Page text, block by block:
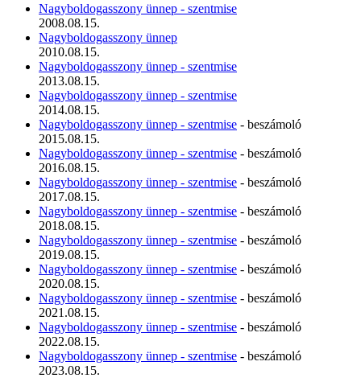
Nagyboldogasszony ünnep - szentmise
2008.08.15.
Nagyboldogasszony ünnep
2010.08.15.
Nagyboldogasszony ünnep - szentmise
2013.08.15.
Nagyboldogasszony ünnep - szentmise
2014.08.15.
Nagyboldogasszony ünnep - szentmise - beszámoló
2015.08.15.
Nagyboldogasszony ünnep - szentmise - beszámoló
2016.08.15.
Nagyboldogasszony ünnep - szentmise - beszámoló
2017.08.15.
Nagyboldogasszony ünnep - szentmise - beszámoló
2018.08.15.
Nagyboldogasszony ünnep - szentmise - beszámoló
2019.08.15.
Nagyboldogasszony ünnep - szentmise - beszámoló
2020.08.15.
Nagyboldogasszony ünnep - szentmise - beszámoló
2021.08.15.
Nagyboldogasszony ünnep - szentmise - beszámoló
2022.08.15.
Nagyboldogasszony ünnep - szentmise - beszámoló
2023.08.15.